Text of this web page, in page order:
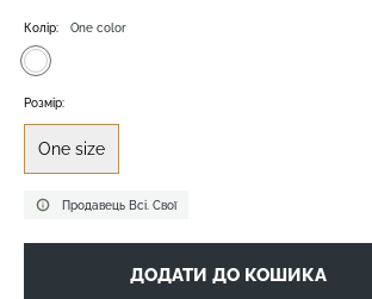
Продавець Всі. Свої
Колір: One color
Розмір:
One size
ДОДАТИ ДО КОШИКА